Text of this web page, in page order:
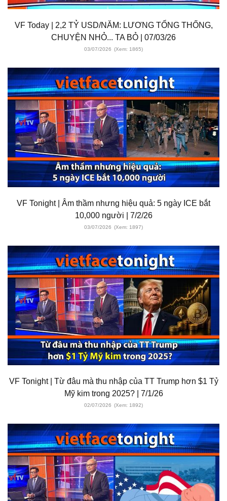
VF Today | 2,2 TỶ USD/NĂM: LƯƠNG TỔNG THỐNG,
CHUYỆN NHỎ... TA BỎ | 07/03/26
03/07/2026 (Xem: 1865)
VF Tonight | Âm thầm nhưng hiệu quả: 5 ngày ICE bắt
10,000 người | 7/2/26
03/07/2026 (Xem: 1897)
VF Tonight | Từ đâu mà thu nhập của TT Trump hơn $1 Tỷ
Mỹ kim trong 2025? | 7/1/26
02/07/2026 (Xem: 1892)